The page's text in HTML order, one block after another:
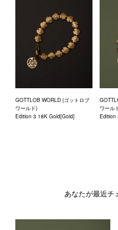
GOTTLOB WORLD (ゴットロブ
ワールド)
Edition 3 18K Gold[Gold]
ワール
Edition
あなたが最近チ